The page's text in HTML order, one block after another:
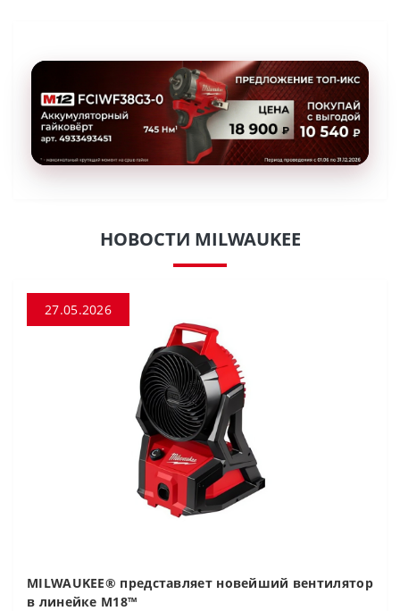
НОВОСТИ MILWAUKEE
27.05.2026
MILWAUKEE® представляет новейший вентилятор
в линейке M18™